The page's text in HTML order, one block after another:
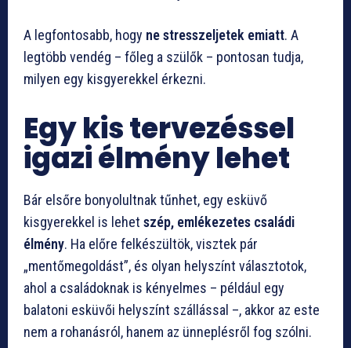
A legfontosabb, hogy ne stresszeljetek emiatt. A
legtöbb vendég – főleg a szülők – pontosan tudja,
milyen egy kisgyerekkel érkezni.
Egy kis tervezéssel
igazi élmény lehet
Bár elsőre bonyolultnak tűnhet, egy esküvő
kisgyerekkel is lehet szép, emlékezetes családi
élmény. Ha előre felkészültök, visztek pár
„mentőmegoldást”, és olyan helyszínt választotok,
ahol a családoknak is kényelmes – például egy
balatoni esküvői helyszínt szállással –, akkor az este
nem a rohanásról, hanem az ünneplésről fog szólni.